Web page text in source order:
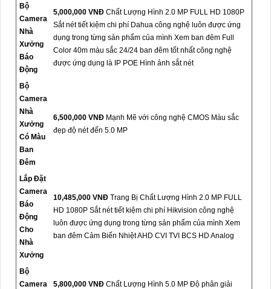
Bộ
Camera
Nhà
Xưởng
Báo
Động
5,000,000 VNĐ Chất Lượng Hình 2.0 MP FULL HD 1080P
Sắt nét tiết kiệm chi phí Dahua công nghệ luôn được ứng
dụng trong từng sản phẩm của mình Xem ban đêm Full
Color 40m màu sắc 24/24 ban đêm tốt nhất công nghệ
được ứng dụng là IP POE Hình ảnh sắt nét
Bộ
Camera
Nhà
Xưởng
Có Màu
Ban
Đêm
6,500,000 VNĐ Mạnh Mẽ với công nghệ CMOS Màu sắc
đẹp độ nét đến 5.0 MP
Lắp Đặt
Camera
Báo
Động
Cho
Nhà
Xưởng
10,485,000 VNĐ Trang Bị Chất Lượng Hình 2.0 MP FULL
HD 1080P Sắt nét tiết kiệm chi phí Hikvision công nghệ
luôn được ứng dụng trong từng sản phẩm của mình Xem
ban đêm Cảm Biến Nhiệt AHD CVI TVI BCS HD Analog
Bộ
Camera
5,800,000 VNĐ Chất Lượng Hình 5.0 MP Độ phân giải